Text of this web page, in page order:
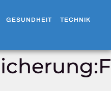
GESUNDHEIT TECHNIK